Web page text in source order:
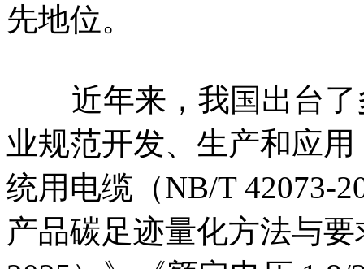
先地位。
近年来，我国出台了
业规范开发、生产和应
统用电缆（NB/T 42073-
产品碳足迹量化方法与